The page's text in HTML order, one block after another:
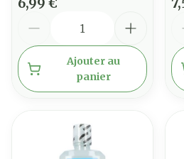
Ajouter au
panier